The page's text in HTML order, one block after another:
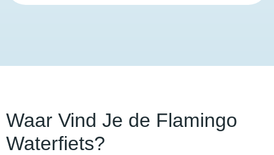
Waar Vind Je de Flamingo
Waterfiets?